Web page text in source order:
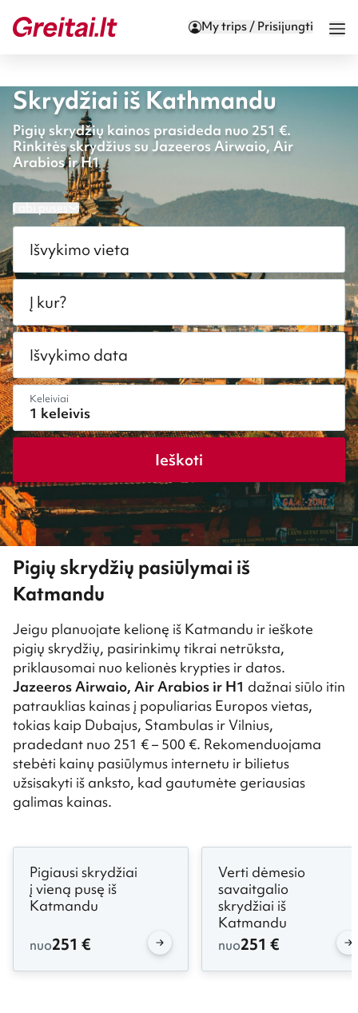
My trips / Prisijungti
Skrydžiai iš Kathmandu
Pigių skrydžių kainos prasideda nuo 251 €.
Rinkitės skrydžius su Jazeeros Airwaio, Air
Arabios ir H1
Į abi puses
Išvykimo vieta
Į kur?
Išvykimo data
Keleiviai
Ieškoti
Pigių skrydžių pasiūlymai iš
Katmandu
Jeigu planuojate kelionę iš Katmandu ir ieškote
pigių skrydžių, pasirinkimų tikrai netrūksta,
priklausomai nuo kelionės krypties ir datos.
Jazeeros Airwaio, Air Arabios ir H1 dažnai siūlo itin
patrauklias kainas į populiarias Europos vietas,
tokias kaip Dubajus, Stambulas ir Vilnius,
pradedant nuo 251 € – 500 €. Rekomenduojama
stebėti kainų pasiūlymus internetu ir bilietus
užsisakyti iš anksto, kad gautumėte geriausias
galimas kainas.
Pigiausi skrydžiai
į vieną pusę iš
Katmandu
nuo251 €
Verti dėmesio
savaitgalio
skrydžiai iš
Katmandu
nuo251 €